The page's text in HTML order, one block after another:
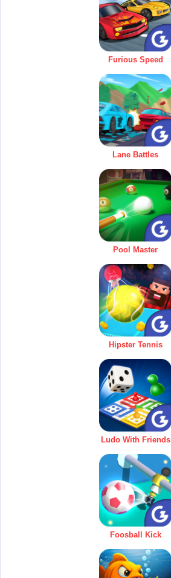
Furious Speed
Lane Battles
Pool Master
Hipster Tennis
Ludo With Friends
Foosball Kick